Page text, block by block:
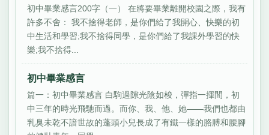
初中畢業感言200字（一） 在將要畢業離開校園之際，我有
許多不舍： 我不捨得老師，是你們給了我開心、快樂的初
中生活和學習;我不捨得同學，是你們給了我課外學習的快
樂;我不捨得...
初中畢業感言
篇一：初中畢業感言 白駒過隙光陰如梭，彈指一揮間，初
中三年的時光飛馳而過。而你、我、他、她——我們也都由
乳臭未乾不諳世故的蓬頭小兒長成了有鐵一樣的胳膊和腰腳